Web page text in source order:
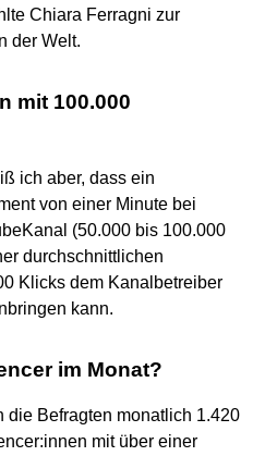
Chiara Ferragni zur
der Welt.
mit 100.000
ich aber, dass ein
von einer Minute bei
(50.000 bis 100.000
durchschnittlichen
Klicks dem Kanalbetreiber
kann.
im Monat?
die Befragten monatlich 1.420
mit über einer